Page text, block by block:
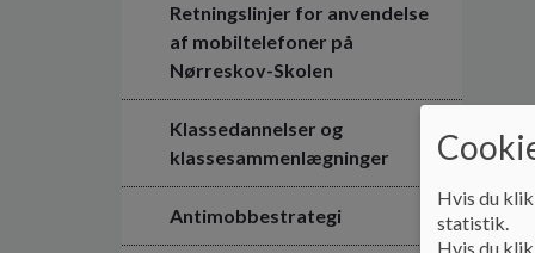
Retningslinjer for anvendelse
af mobiltelefoner på
Nørreskov-Skolen
Klassedannelser og
klassesammenlægninger
Antimobbestrategi
Hvis du
statistik.
Hvis du